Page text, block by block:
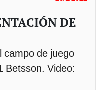
DE
campo de juego
Betsson. Video: